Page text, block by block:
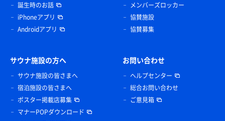
誕生時のお話
iPhoneアプリ
Androidアプリ
メンバーズロッカー
協賛施設
協賛募集
サウナ施設の方へ
サウナ施設の皆さまへ
宿泊施設の皆さまへ
ポスター掲載店募集
マナーPOPダウンロード
お問い合わせ
ヘルプセンター
総合お問い合わせ
ご意見箱